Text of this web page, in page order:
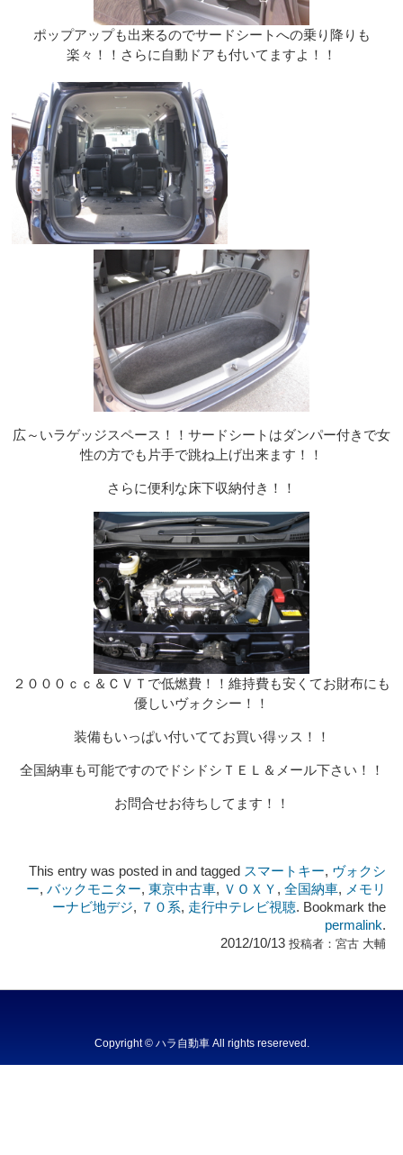
ポップアップも出来るのでサードシートへの乗り降りも
楽々！！さらに自動ドアも付いてますよ！！
広～いラゲッジスペース！！サードシートはダンパー付きで女
性の方でも片手で跳ね上げ出来ます！！
さらに便利な床下収納付き！！
２０００ｃｃ＆ＣＶＴで低燃費！！維持費も安くてお財布にも
優しいヴォクシー！！
装備もいっぱい付いててお買い得ッス！！
全国納車も可能ですのでドシドシＴＥＬ＆メール下さい！！
お問合せお待ちしてます！！
This entry was posted in and tagged スマートキー, ヴォクシ
ー,バックモニター,東京中古車, ＶＯＸＹ ,全国納車, メモリ
ーナビ地デジ, ７０系, 走行中テレビ視聴. Bookmark the
permalink.
2012/10/13 投稿者：宮古 大輔
Copyright © ハラ自動車 All rights resereved.Powered by DJCOM Inc.